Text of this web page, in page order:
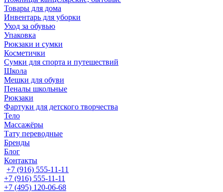
Товары для дома
Инвентарь для уборки
Уход за обувью
Упаковка
Рюкзаки и сумки
Косметички
Сумки для спорта и путешествий
Школа
Мешки для обуви
Пеналы школьные
Рюкзаки
Фартуки для детского творчества
Тело
Массажёры
Тату переводные
Бренды
Блог
Контакты
+7 (916) 555-11-11
+7 (916) 555-11-11
+7 (495) 120-06-68